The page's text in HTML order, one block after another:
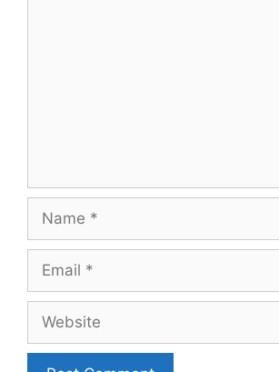
Name
Email
Website